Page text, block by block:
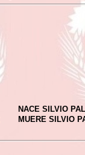
NACE SILVIO
MUERE SILVIO